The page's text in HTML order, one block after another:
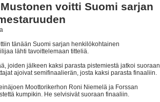
Mustonen voitti Suomi sarjan
tänään Suomi sarjan henkilökohtainen
lähti tavoittelemaan titteliä.
joiden jälkeen kaksi parasta pistemiestä jatkoi suoraan
ajoivat semifinaalierän, josta kaksi parasta finaaliin.
Moottorikerhon Roni Niemelä ja Forssan
kumpikin. He selvisivät suoraan finaaliin.